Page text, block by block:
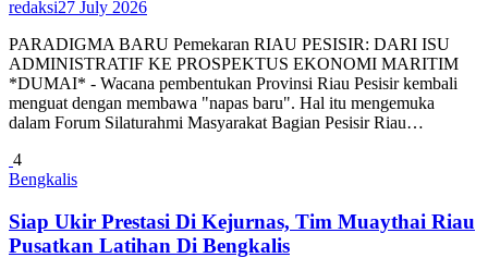
redaksi27 July 2026
PARADIGMA BARU Pemekaran RIAU PESISIR: DARI ISU
ADMINISTRATIF KE PROSPEKTUS EKONOMI MARITIM
*DUMAI* - Wacana pembentukan Provinsi Riau Pesisir kembali
menguat dengan membawa "napas baru". Hal itu mengemuka
dalam Forum Silaturahmi Masyarakat Bagian Pesisir Riau…
4
Bengkalis
Siap Ukir Prestasi Di Kejurnas, Tim Muaythai Riau
Pusatkan Latihan Di Bengkalis